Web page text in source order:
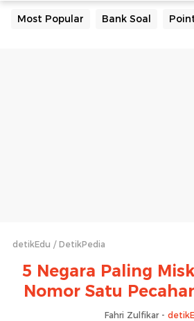
Most Popular Bank Soal
detikEdu DetikPedia
5 Negara Paling
Nomor Satu
Fahri Zulfikar -